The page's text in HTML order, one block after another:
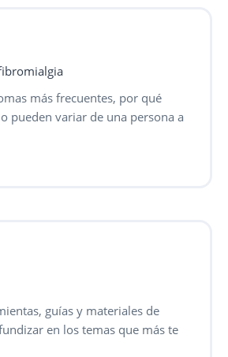
más frecuentes, por qué
pueden variar de una persona a
guías y materiales de
en los temas que más te